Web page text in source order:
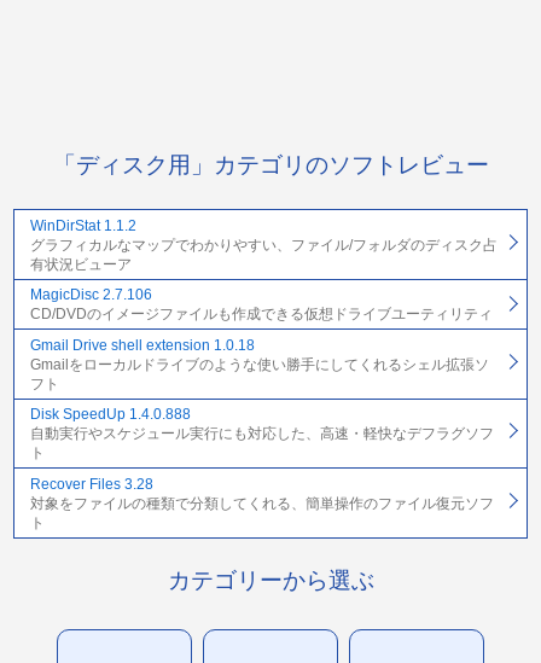
「ディスク用」カテゴリのソフトレビュー
WinDirStat 1.1.2
グラフィカルなマップでわかりやすい、ファイル/フォルダのディスク占
有状況ビューア
MagicDisc 2.7.106
CD/DVDのイメージファイルも作成できる仮想ドライブユーティリティ
Gmail Drive shell extension 1.0.18
Gmailをローカルドライブのような使い勝手にしてくれるシェル拡張ソ
フト
Disk SpeedUp 1.4.0.888
自動実行やスケジュール実行にも対応した、高速・軽快なデフラグソフ
ト
Recover Files 3.28
対象をファイルの種類で分類してくれる、簡単操作のファイル復元ソフ
ト
カテゴリーから選ぶ